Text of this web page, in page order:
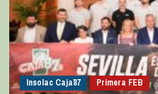
Insolac Caja´87 Primera FEB